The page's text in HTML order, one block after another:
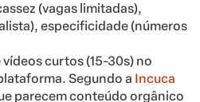
(vagas limitadas),
especificidade (números
vídeos curtos (15-30s) no
Segundo a Incuca
parecem conteúdo orgânico